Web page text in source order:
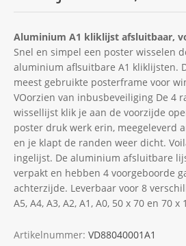
Aluminium A1 kliklijst afsluitbaar,
Snel en simpel een poster wisselen
aluminium aflsuitbare A1 kliklijsten.
meest gebruikte posterframe voor
VOorzien van inbusbeveiliging De 4
wissellijst klik je aan de voorzijde
poster druk werk erin, meegeleverd
en je klapt de randen weer dicht.
ingelijst. De aluminium afsluitbare
verpakt en hebben 4 voorgeboorde
achterzijde. Leverbaar voor 8
A5, A4, A3, A2, A1, A0, 50 x 70 en 70 x
Artikelnummer: VD88040001A1